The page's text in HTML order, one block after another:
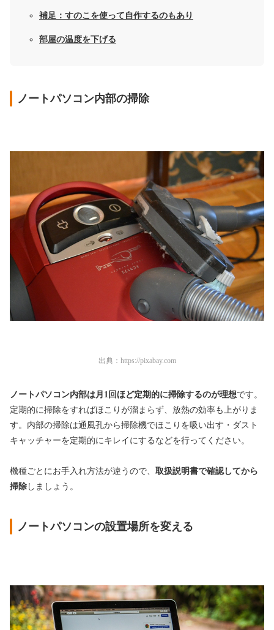
補足：すのこを使って自作するのもあり
部屋の温度を下げる
ノートパソコン内部の掃除
出典： https://pixabay.com
ノートパソコン内部は月1回ほど定期的に掃除するのが理想です。
定期的に掃除をすればほこりが溜まらず、放熱の効率も上がりま
す。内部の掃除は通風孔から掃除機でほこりを吸い出す・ダスト
キャッチャーを定期的にキレイにするなどを行ってください。
機種ごとにお手入れ方法が違うので、 取扱説明書で確認してから
掃除 しましょう。
ノートパソコンの設置場所を変える